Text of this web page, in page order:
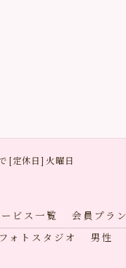
[定休日] 火曜日
ビス一覧 会員プラン
フォトスタジオ 男性